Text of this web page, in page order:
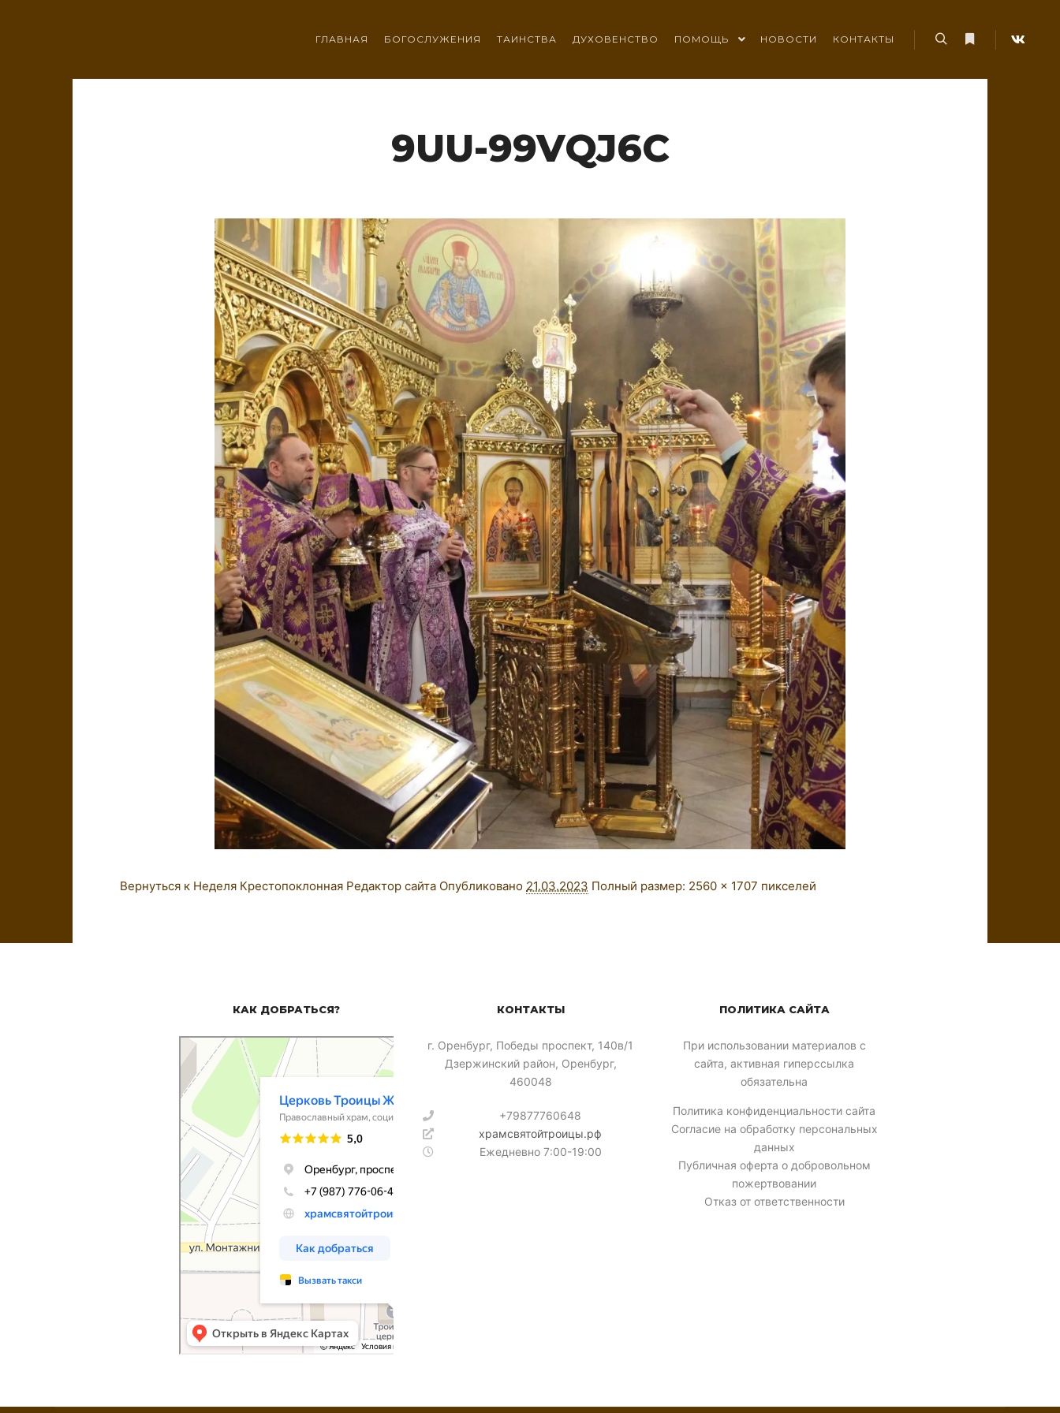
ГЛАВНАЯ БОГОСЛУЖЕНИЯ ТАИНСТВА ДУХОВЕНСТВО ПОМОЩЬ НОВОСТИ
КОНТАКТЫ
9UU-99VQJ6C
Вернуться к Неделя Крестопоклонная Редактор сайта Опубликовано 21.03.2023 Полный размер: 2560 × 1707 пикселей
КАК ДОБРАТЬСЯ?
Церковь Троицы Живоначальной
Православный храм в Оренбурге
КОНТАКТЫ
​г. Оренбург, Победы проспект, 140в/1
Дзержинский район, Оренбург,
460048
+79877760648
храмсвятойтроицы.рф
Ежедневно 7:00-19:00
ПОЛИТИКА САЙТА
При использовании материалов с
сайта, активная гиперссылка
обязательна
Политика конфиденциальности сайта
Согласие на обработку персональных
данных
Публичная оферта о добровольном
пожертвовании
Отказ от ответственности